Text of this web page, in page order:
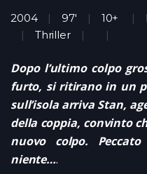
2004 97' 10+
Thriller
Dopo l’ultimo colpo
furto, si ritirano in un
sull’isola arriva Stan,
della coppia, convinto
nuovo colpo.
niente….